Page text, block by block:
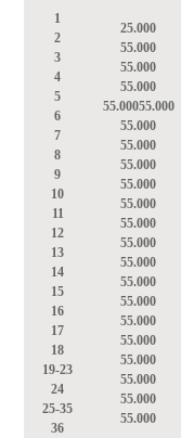
1
2
3
4
5
6
7
8
9
10
11
12
13
14
15
16
17
18
19-23
24
25-35
36
25.000
55.000
55.000
55.000
55.00055.000
55.000
55.000
55.000
55.000
55.000
55.000
55.000
55.000
55.000
55.000
55.000
55.000
55.000
55.000
55.000
55.000